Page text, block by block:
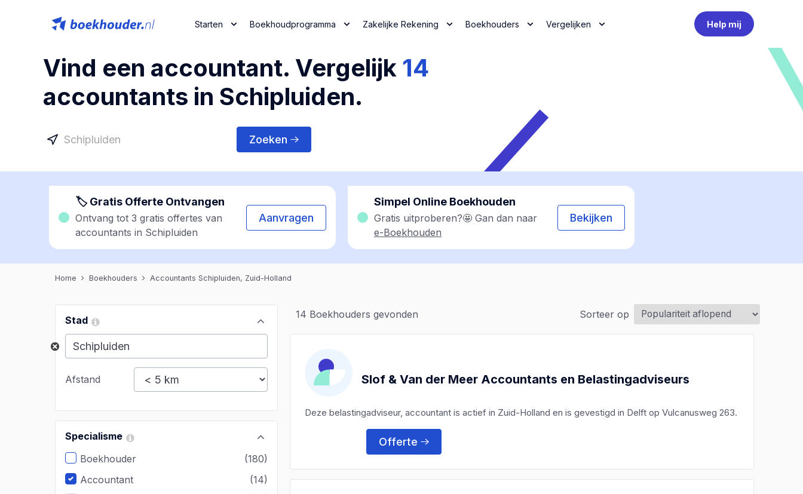
Starten Boekhoudprogramma Zakelijke Rekening Boekhouders Vergelijken Help mij
Vind een accountant. Vergelijk 14
accountants in Schipluiden.
Zoeken
🏷 Gratis Offerte Ontvangen
Ontvang tot 3 gratis offertes van
accountants in Schipluiden
Aanvragen
Simpel Online Boekhouden
Gratis uitproberen?🤩 Gan dan naar
e-Boekhouden
Bekijken
Home Boekhouders Accountants Schipluiden, Zuid-Holland
Stad
Afstand
Specialisme
Boekhouder
(180)
Accountant
(14)
14 Boekhouders gevonden Sorteer op
Slof & Van der Meer Accountants en Belastingadviseurs
Deze belastingadviseur, accountant is actief in Zuid-Holland en is gevestigd in Delft op Vulcanusweg 263.
Offerte